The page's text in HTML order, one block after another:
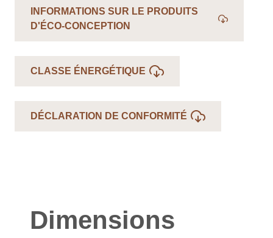
INFORMATIONS SUR LE PRODUITS
D'ÉCO-CONCEPTION
CLASSE ÉNERGÉTIQUE
DÉCLARATION DE CONFORMITÉ
Dimensions